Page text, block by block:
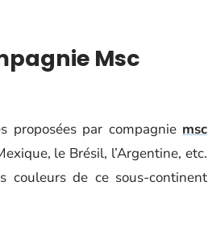
Msc
proposées par compagnie msc
le Brésil, l’Argentine, etc.
couleurs de ce sous-continent